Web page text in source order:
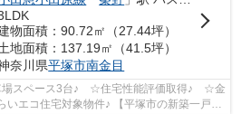
物面積：90.72㎡（27.44坪）
地面積：137.19㎡（41.5坪）
奈川県平塚市南金目
場スペース3台♪ ☆住宅性能評価取得♪ ☆金
エコ住宅対象物件♪ 【平塚市の新築一戸建